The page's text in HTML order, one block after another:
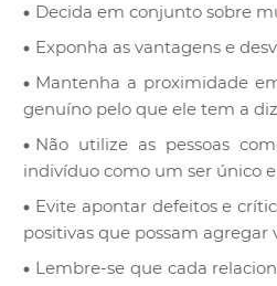
Decida em conjunto sobre
Exponha as vantagens e
Mantenha a proximidade
genuíno pelo que ele tem a
Não utilize as pessoas
indivíduo como um ser único
Evite apontar defeitos e
positivas que possam
Lembre-se que cada